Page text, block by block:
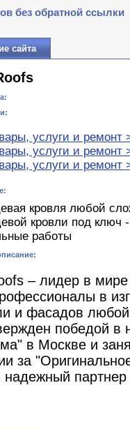
без обратной ссылки
сайта
услуги и ремонт
услуги и ремонт
услуги и ремонт
кровля любой
кровли под
работы
– лидер в
в
и фасадов
победой в
в Москве и
за